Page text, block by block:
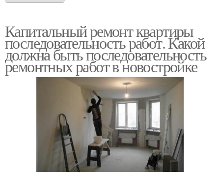
Капитальный ремонт квартиры
последовательность работ. Какой
должна быть последовательность
ремонтных работ в новостройке